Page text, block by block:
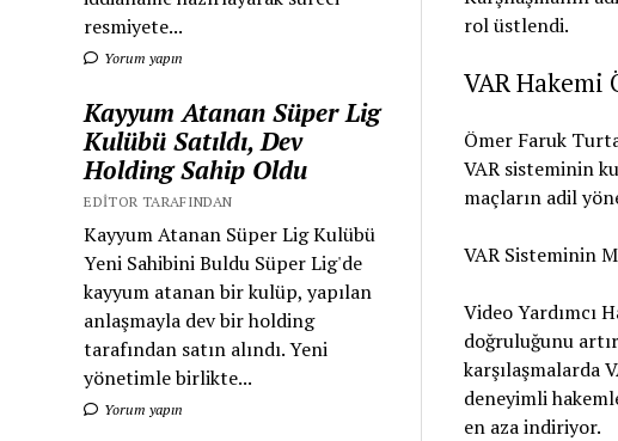
resmiyete...
Yorum yapın
Kayyum Atanan Süper Lig
Kulübü Satıldı, Dev
Holding Sahip Oldu
EDITOR TARAFINDAN
Kayyum Atanan Süper Lig Kulübü
Yeni Sahibini Buldu Süper Lig'de
kayyum atanan bir kulüp, yapılan
anlaşmayla dev bir holding
tarafından satın alındı. Yeni
yönetimle birlikte...
Yorum yapın
rol üstlendi.
VAR Hakemi
Ömer Faruk
VAR sisteminin
maçların adil
VAR Sisteminin
Video Yardımcı
doğruluğunu
karşılaşmalarda
deneyimli
en aza indiriyor.